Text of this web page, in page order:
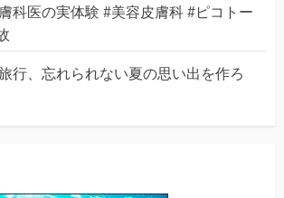
科医の実体験 #美容皮膚科 #ピコトー
行、忘れられない夏の思い出を作ろ